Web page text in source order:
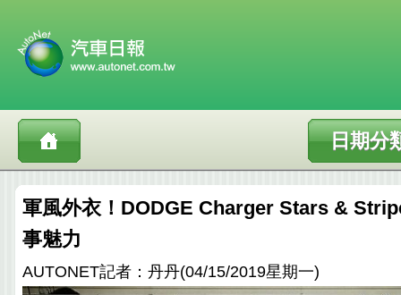
日期分
軍風外衣！DODGE Charger Stars &
事魅力
AUTONET記者：丹丹(04/15/2019星期一)